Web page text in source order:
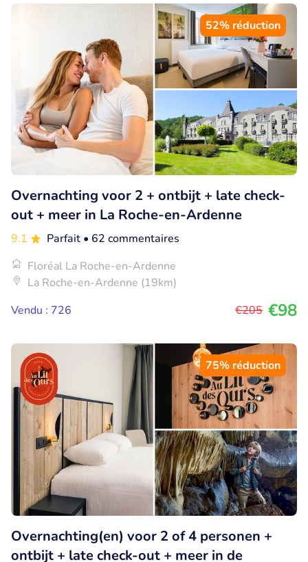
52% réduction
Overnachting voor 2 + ontbijt + late check-
out + meer in La Roche-en-Ardenne
9.1 Parfait • 62 commentaires
Floréal La Roche-en-Ardenne
La Roche-en-Ardenne (19km)
Vendu : 726
€205 €98
75% réduction
Overnachting(en) voor 2 of 4 personen +
ontbijt + late check-out + meer in de